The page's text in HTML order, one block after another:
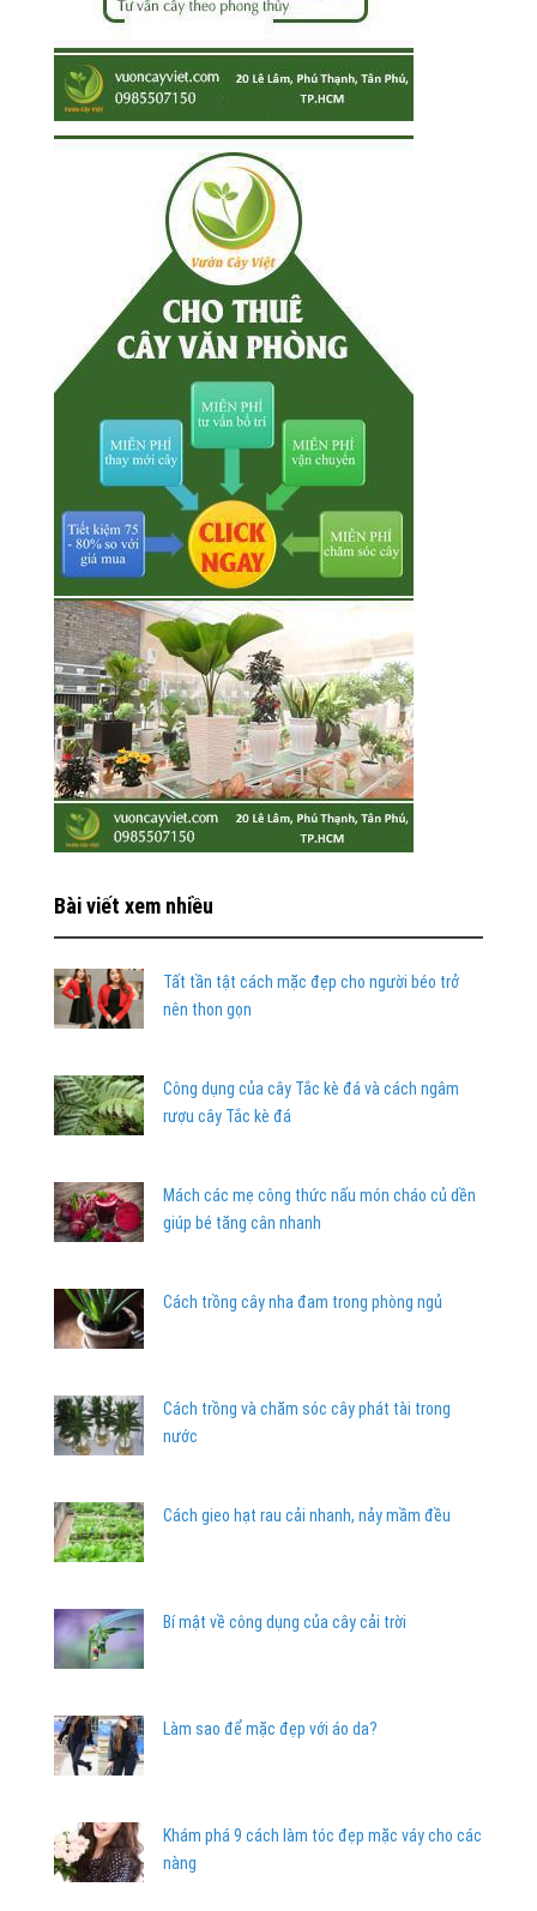
Bài viết xem nhiều
Tất tần tật cách mặc đẹp cho người béo trở
nên thon gọn
Công dụng của cây Tắc kè đá và cách ngâm
rượu cây Tắc kè đá
Mách các mẹ công thức nấu món cháo củ dền
giúp bé tăng cân nhanh
Cách trồng cây nha đam trong phòng ngủ
Cách trồng và chăm sóc cây phát tài trong
nước
Cách gieo hạt rau cải nhanh, nảy mầm đều
Bí mật về công dụng của cây cải trời
Làm sao để mặc đẹp với áo da?
Khám phá 9 cách làm tóc đẹp mặc váy cho các
nàng